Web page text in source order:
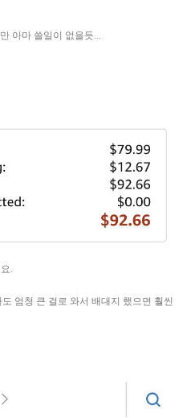
아마 쓸일이 없을듯...
.
엄청 큰 걸로 와서 배대지 했으면 훨씬